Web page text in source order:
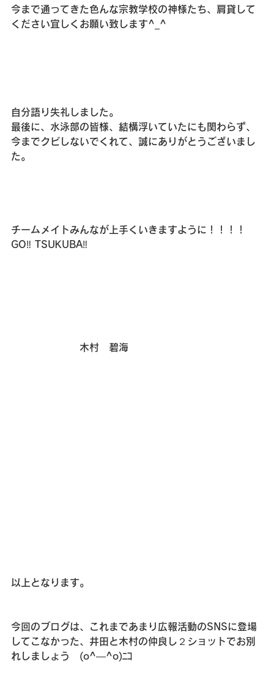
今まで通ってきた色んな宗教学校の神様たち、肩貸して
ください宜しくお願い致します^_^
自分語り失礼しました。
最後に、水泳部の皆様、結構浮いていたにも関わらず、
今までクビしないでくれて、誠にありがとうございまし
た。
チームメイトみんなが上手くいきますように！！！！
GO‼ TSUKUBA‼
木村　碧海
以上となります。
今回のブログは、これまであまり広報活動のSNSに登場
してこなかった、井田と木村の仲良し２ショットでお別
れしましょう　(o^―^o)ﾆｺ